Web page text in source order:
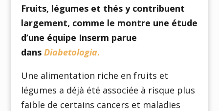
Fruits, légumes et thés y contribuent
largement, comme le montre une étude
d’une équipe Inserm parue
dans Diabetologia.
Une alimentation riche en fruits et
légumes a déjà été associée à risque plus
faible de certains cancers et maladies